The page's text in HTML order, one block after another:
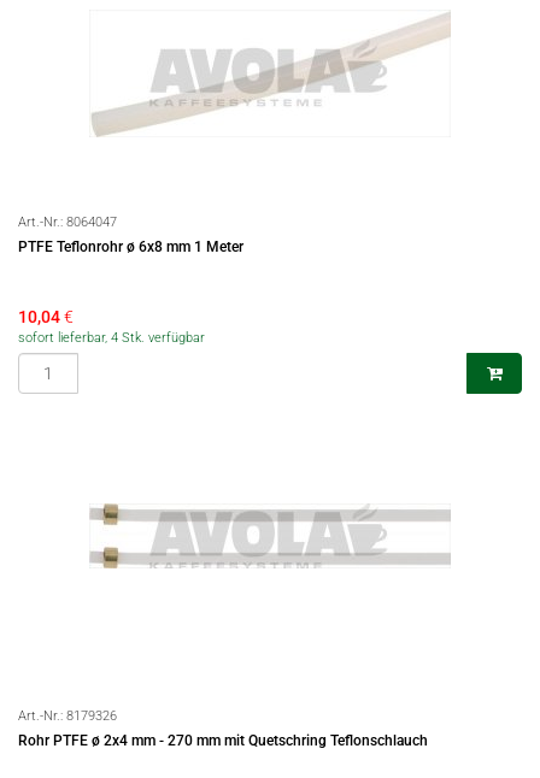
Art.-Nr.: 8064047
PTFE Teflonrohr ø 6x8 mm 1 Meter
10,04€
sofort lieferbar, 4 Stk. verfügbar
Art.-Nr.: 8179326
Rohr PTFE ø 2x4 mm - 270 mm mit Quetschring Teflonschlauch